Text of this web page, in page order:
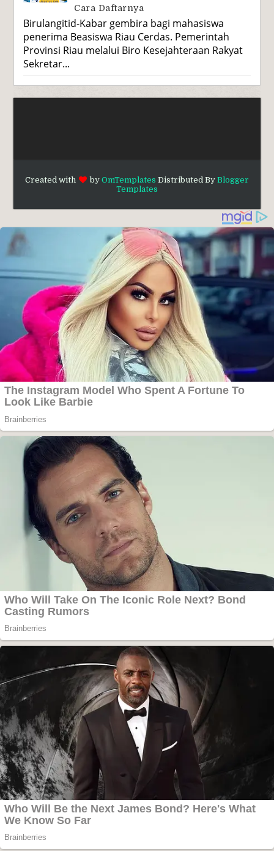
Cara Daftarnya
Birulangitid-Kabar gembira bagi mahasiswa
penerima Beasiswa Riau Cerdas. Pemerintah
Provinsi Riau melalui Biro Kesejahteraan Rakyat
Sekretar...
Created with by OmTemplates Distributed By Blogger
Templates